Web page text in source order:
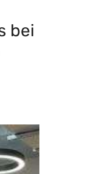
bei